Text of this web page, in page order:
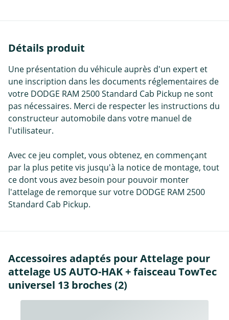
Détails produit
Une présentation du véhicule auprès d'un expert et
une inscription dans les documents réglementaires de
votre DODGE RAM 2500 Standard Cab Pickup ne sont
pas nécessaires. Merci de respecter les instructions du
constructeur automobile dans votre manuel de
l'utilisateur.
Avec ce jeu complet, vous obtenez, en commençant
par la plus petite vis jusqu'à la notice de montage, tout
ce dont vous avez besoin pour pouvoir monter
l'attelage de remorque sur votre DODGE RAM 2500
Standard Cab Pickup.
Accessoires adaptés pour Attelage pour
attelage US AUTO-HAK + faisceau TowTec
universel 13 broches (2)